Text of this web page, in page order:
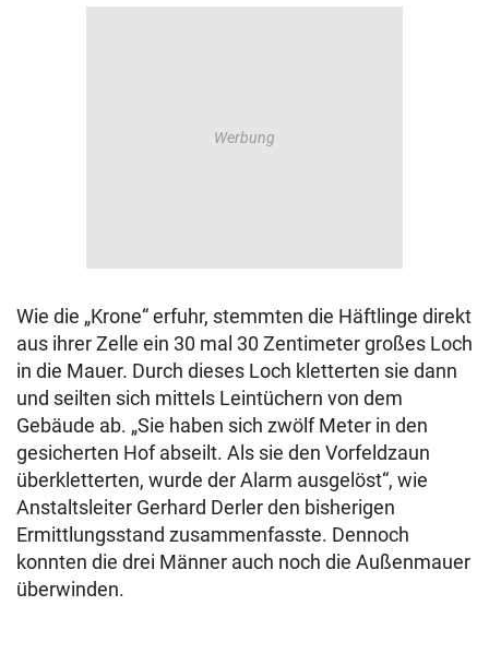
Wie die „Krone“ erfuhr, stemmten die Häftlinge direkt
aus ihrer Zelle ein 30 mal 30 Zentimeter großes Loch
in die Mauer. Durch dieses Loch kletterten sie dann
und seilten sich mittels Leintüchern von dem
Gebäude ab. „Sie haben sich zwölf Meter in den
gesicherten Hof abseilt. Als sie den Vorfeldzaun
überkletterten, wurde der Alarm ausgelöst“, wie
Anstaltsleiter Gerhard Derler den bisherigen
Ermittlungsstand zusammenfasste. Dennoch
konnten die drei Männer auch noch die Außenmauer
überwinden.